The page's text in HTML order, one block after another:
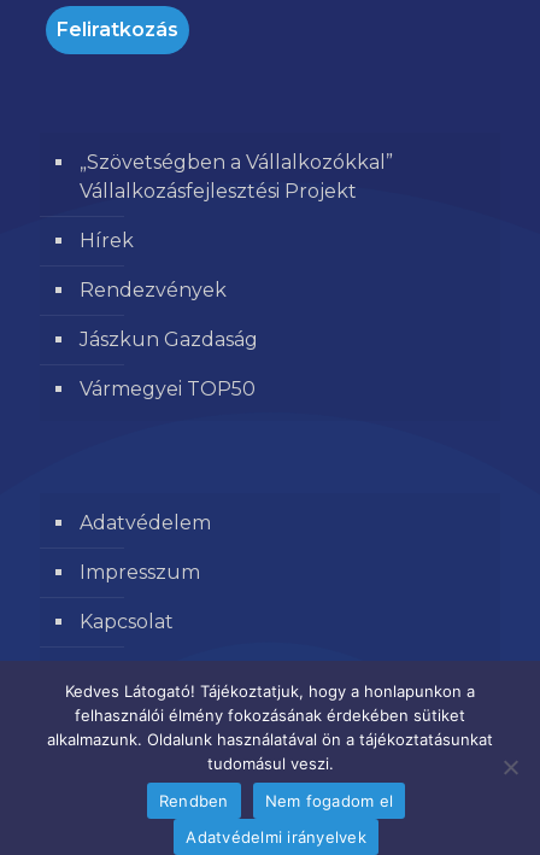
„Szövetségben a Vállalkozókkal”
Vállalkozásfejlesztési Projekt
Hírek
Rendezvények
Jászkun Gazdaság
Vármegyei TOP50
Adatvédelem
Impresszum
Kapcsolat
Kedves Látogató! Tájékoztatjuk, hogy a honlapunkon a
felhasználói élmény fokozásának érdekében sütiket
alkalmazunk. Oldalunk használatával ön a tájékoztatásunkat
tudomásul veszi.
Rendben
Nem fogadom el
Adatvédelmi irányelvek